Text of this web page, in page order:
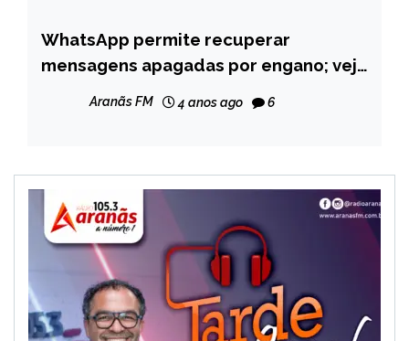
BRASIL
NOTÍCIAS
WhatsApp permite recuperar
mensagens apagadas por engano; veja
Aranãs FM 4 anos ago 6